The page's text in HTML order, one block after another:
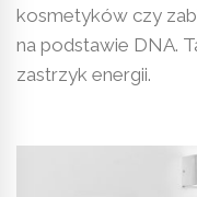
kosmetyków czy
na podstawie DNA.
zastrzyk energii.